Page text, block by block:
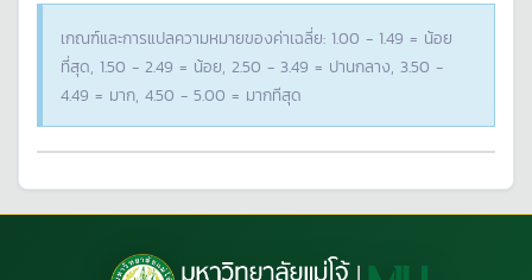
เกณฑ์และการแปลความหมายของค่าเฉลี่ย: 1.00 - 1.49 = น้อย
ที่สุด, 1.50 - 2.49 = น้อย, 2.50 - 3.49 = ปานกลาง, 3.50 -
4.49 = มาก, 4.50 - 5.00 = มากทีสุด